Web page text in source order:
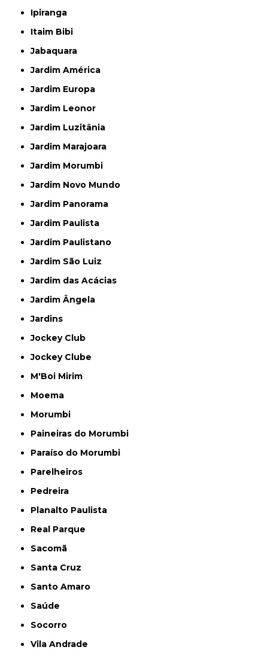
Ipiranga
Itaim Bibi
Jabaquara
Jardim América
Jardim Europa
Jardim Leonor
Jardim Luzitânia
Jardim Marajoara
Jardim Morumbi
Jardim Novo Mundo
Jardim Panorama
Jardim Paulista
Jardim Paulistano
Jardim São Luiz
Jardim das Acácias
Jardim Ângela
Jardins
Jockey Club
Jockey Clube
M'Boi Mirim
Moema
Morumbi
Paineiras do Morumbi
Paraíso do Morumbi
Parelheiros
Pedreira
Planalto Paulista
Real Parque
Sacomã
Santa Cruz
Santo Amaro
Saúde
Socorro
Vila Andrade